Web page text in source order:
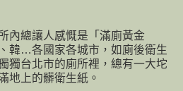
內總讓人感慨是「滿廁黃金
韓…各國家各城市，如廁後衛生
獨台北市的廁所裡，總有一大坨
地上的髒衛生紙。